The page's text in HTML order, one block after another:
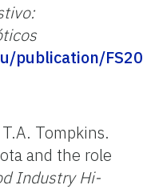
publication/
Tompkins.
and the role
Industry Hi-